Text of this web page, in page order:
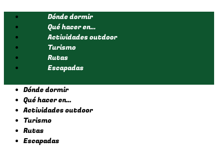
contenido
Dónde dormir
Qué hacer en…
Actividades outdoor
Turismo
Rutas
Escapadas
Dónde dormir
Qué hacer en…
Actividades outdoor
Turismo
Rutas
Escapadas